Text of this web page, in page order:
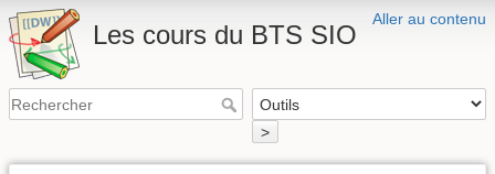
Aller au contenu
Les cours du BTS SIO
>